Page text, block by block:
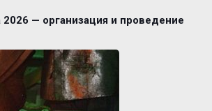
— организация и проведение